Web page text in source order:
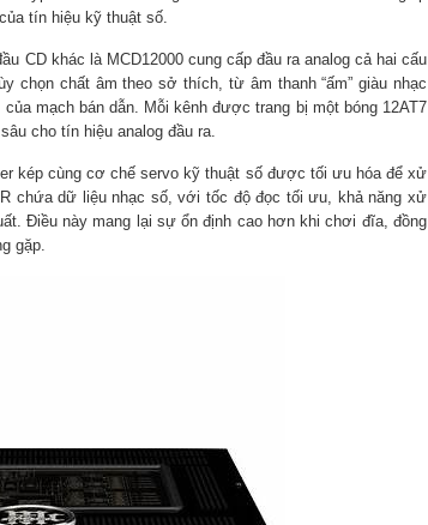
tín hiệu kỹ thuật số.
CD khác là MCD12000 cung cấp đầu ra analog cả hai cấu
chọn chất âm theo sở thích, từ âm thanh “ấm” giàu nhạc
mạch bán dẫn. Mỗi kênh được trang bị một bóng 12AT7
cho tín hiệu analog đầu ra.
kép cùng cơ chế servo kỹ thuật số được tối ưu hóa để xử
chứa dữ liệu nhạc số, với tốc độ đọc tối ưu, khả năng xử
Điều này mang lại sự ổn định cao hơn khi chơi đĩa, đồng
gặp.